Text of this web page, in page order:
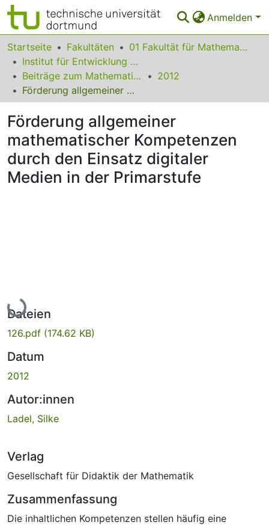
Anmelden
Bereiche & Sammlungen
Das gesamte Repositorium
Statistiken
FAQ
Leitlinien
Zurück zur Startseite
Startseite Fakultäten
01 Fakultät für Mathematik
Institut für Entwicklung und Erforschung des Mathematikunterrichts
Beiträge zum Mathematikunterricht
2012
Förderung allgemeiner mathematischer Kompetenzen durch den Einsatz digitaler Medien in der Primarstufe
Förderung allgemeiner
mathematischer Kompetenzen
durch den Einsatz digitaler
Medien in der Primarstufe
Lade...
Dateien
126.pdf (174.62 KB)
Datum
2012
Autor:innen
Ladel, Silke
Verlag
Gesellschaft für Didaktik der Mathematik
Zusammenfassung
Die inhaltlichen Kompetenzen stellen häufig eine